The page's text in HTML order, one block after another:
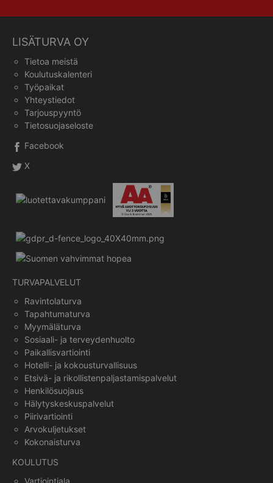
LISÄTURVA OY
Tietoa meistä
Koulutuskalenteri
Työpaikat
Yhteystiedot
Tarjouspyyntö
Tietosuojaseloste
Facebook
X
TURVAPALVELUT
Ravintolaturva
Tapahtumaturva
Myymäläturva
Sosiaali- ja terveydenhuolto
Paikallisvartiointi
Hotelli- ja kokousturvallisuus
Etsivä- ja rikollistenpaljastamispalvelut
Henkilösuojaus
Hälytyskeskuspalvelut
Piirivartiointi
Arvokuljetukset
Kokonaisturva
KOULUTUS
Vartiointiala